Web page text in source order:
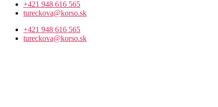
+421 948 616 565
tureckova@korso.sk
+421 948 616 565
tureckova@korso.sk